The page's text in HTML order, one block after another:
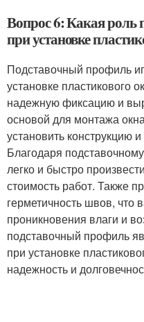
Вопрос 6: Какая роль
при установке
Подставочный профиль
установке пластикового
надежную фиксацию и
основой для монтажа
установить конструкцию
Благодаря
легко и быстро
стоимость работ. Также
герметичность швов,
проникновения влаги и
подставочный профиль
при установке
надежность и